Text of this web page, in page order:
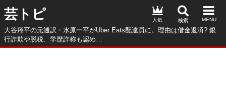
芸トピ
大谷翔平の元通訳・水原一平がUber Eats配達員に。理由は借金返済? 銀
行詐欺や脱税、学歴詐称も認め…
人気